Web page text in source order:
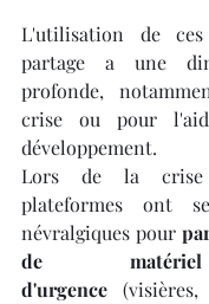
L'utilisation de
partage a une
profonde,
crise ou pour
développement.
Lors de la crise
plateformes ont
névralgiques pour
de
d'urgence